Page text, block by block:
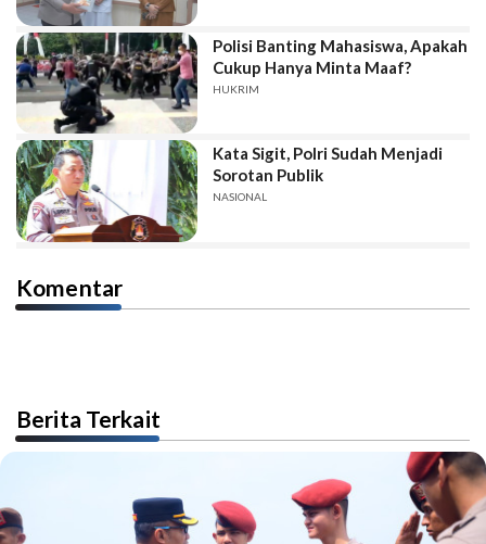
Polisi Banting Mahasiswa, Apakah
Cukup Hanya Minta Maaf?
HUKRIM
Kata Sigit, Polri Sudah Menjadi
Sorotan Publik
NASIONAL
Komentar
Berita Terkait